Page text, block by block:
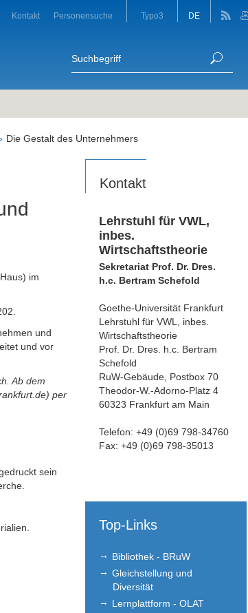
Kontakt Personensuche Typo3 DE
Die Gestalt des Unternehmers
im
und
und vor
Ab dem
per
sein
Kontakt
Lehrstuhl für VWL,
inbes.
Wirtschaftstheorie
Sekretariat Prof. Dr. Dres.
h.c. Bertram Schefold
Goethe-Universität Frankfurt
Lehrstuhl für VWL, inbes.
Wirtschaftstheorie
Prof. Dr. Dres. h.c. Bertram
Schefold
RuW-Gebäude, Postbox 70
Theodor-W.-Adorno-Platz 4
60323 Frankfurt am Main
Telefon: +49 (0)69 798-34760
Fax: +49 (0)69 798-35013
Top-Links
Bibliothek - BRuW
Gleichstellung und
Diversität
Lernplattform - OLAT